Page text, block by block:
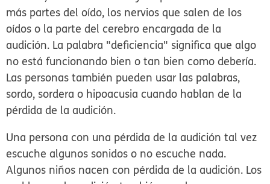
más partes del oído, los nervios que salen de los
oídos o la parte del cerebro encargada de la
audición. La palabra "deficiencia" significa que algo
no está funcionando bien o tan bien como debería.
Las personas también pueden usar las palabras,
sordo, sordera o hipoacusia cuando hablan de la
pérdida de la audición.
Una persona con una pérdida de la audición tal vez
escuche algunos sonidos o no escuche nada.
Algunos niños nacen con pérdida de la audición. Los